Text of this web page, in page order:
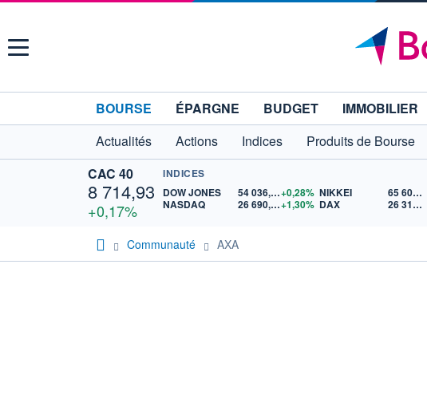
Menu
BOURSE ÉPARGNE BUDGET IMMOBILIER
Actualités
Actions Indices Produits de Bourse
CAC 40
8 714,93
+0,17%
INDICES
DOW JONES
54 036,93+0,28%
NASDAQ
26 690,62+1,30%
NIKKEI 65 606,71
DAX
26 319,45
Communauté AXA